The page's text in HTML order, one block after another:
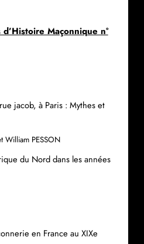
Maçonnique n°
jacob, à Paris : Mythes et
William PESSON
du Nord dans les années
en France au XIXe